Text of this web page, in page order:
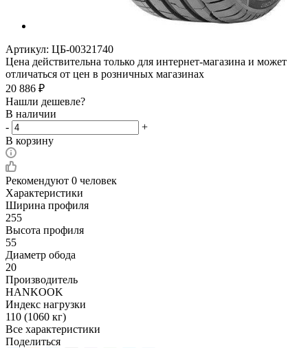
Артикул: ЦБ-00321740
Цена действительна только для интернет-магазина и может
отличаться от цен в розничных магазинах
20 886 ₽
Нашли дешевле?
В наличии
-
+
В корзину
Рекомендуют 0 человек
Характеристики
Ширина профиля
255
Высота профиля
55
Диаметр обода
20
Производитель
HANKOOK
Индекс нагрузки
110 (1060 кг)
Все характеристики
Поделиться